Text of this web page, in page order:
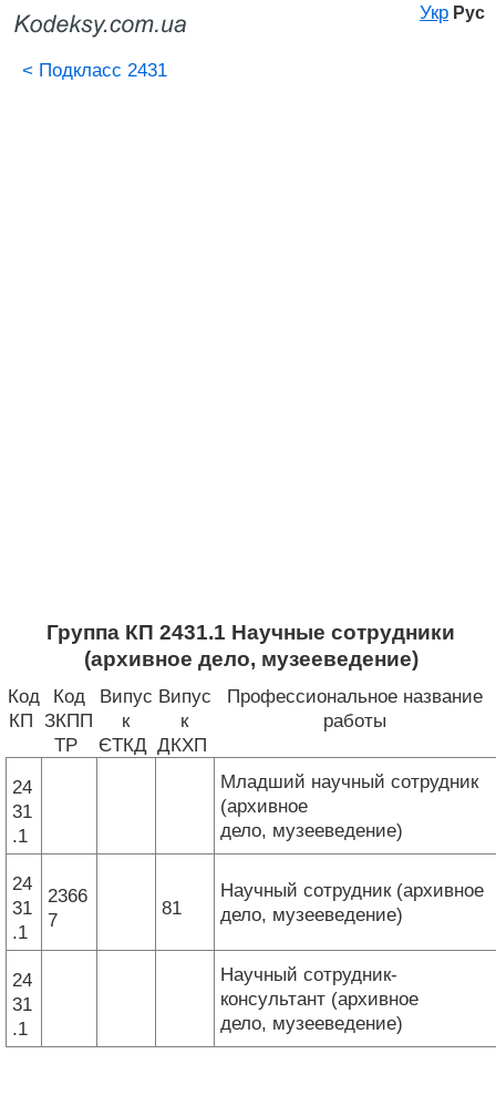
Укр Рус
< Подкласс 2431
Группа КП 2431.1 Научные сотрудники
(архивное дело, музееведение)
Код
КП
Код
ЗКПП
ТР
Випус
к
ЄТКД
Випус
к
ДКХП
Профессиональное название
работы
24
31
.1
Младший научный сотрудник
(архивное
дело, музееведение)
24
31
.1
2366
7
81
Научный сотрудник (архивное
дело, музееведение)
24
31
.1
Научный сотрудник-
консультант (архивное
дело, музееведение)